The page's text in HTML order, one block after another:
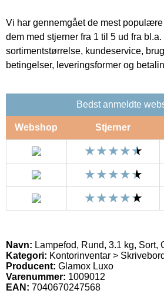
Vi har gennemgået de mest
dem med stjerner fra 1 til 5 ud fra
sortimentstørrelse, kundeservice,
betingelser, leveringsformer og
Bedst anmeldte
Webshop Stjerner
Navn: Lampefod, Rund, 3.1 kg, Sort,
Kategori: Kontorinventar >
Producent: Glamox Luxo
Varenummer: 1009012
EAN: 7040670247568